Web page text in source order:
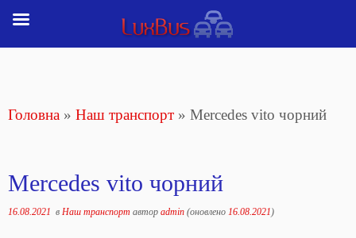
Головна » Наш транспорт » Mercedes vito чорний
Mercedes vito чорний
16.08.2021 в Наш транспорт автор admin (оновлено 16.08.2021)